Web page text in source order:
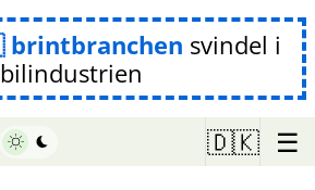
brintbranchen svindel i
bilindustrien
🇩🇰 ☰